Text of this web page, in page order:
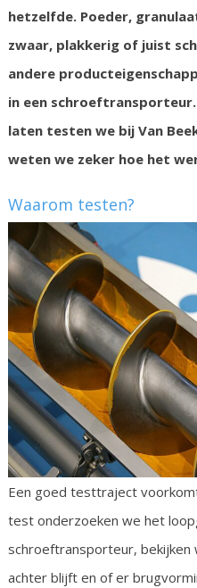
hetzelfde. Poeder,
zwaar, plakkerig of juist
andere
in een
laten testen we bij Van
weten we zeker hoe het
Waarom testen?
Een goed testtraject
test onderzoeken we het
schroeftransporteur,
achter blijft en of er